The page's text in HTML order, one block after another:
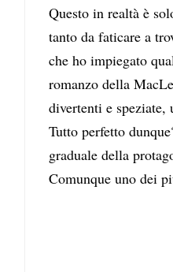
Questo in realtà è
tanto da faticare a
che ho impiegato
romanzo della
divertenti e
Tutto perfetto
graduale della
Comunque uno dei